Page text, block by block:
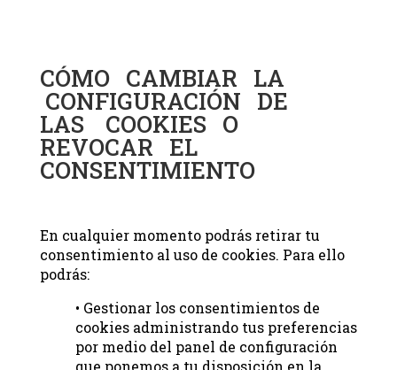
CÓMO CAMBIAR LA
CONFIGURACIÓN DE
LAS COOKIES O
REVOCAR EL
CONSENTIMIENTO
En cualquier momento podrás retirar tu
consentimiento al uso de cookies. Para ello
podrás:
• Gestionar los consentimientos de
cookies administrando tus preferencias
por medio del panel de configuración
que ponemos a tu disposición en la